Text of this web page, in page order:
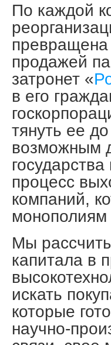
По каждой
продажей
затронет «
в его
тянуть ее
возможным
процесс
компаний,
монополиям
Мы
капитала в
искать
которые
научно-